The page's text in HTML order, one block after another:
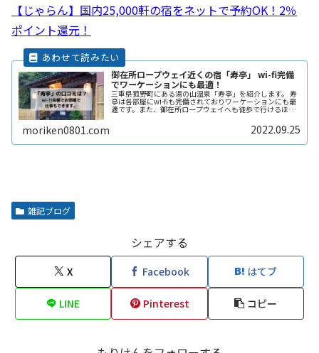
【じゃらん】国内25,000軒の宿をネットで予約OK！2％
ポイント還元！
御在所ロープウェイ近くの宿「寿亭」 wi-fi完備
でワーケーションにも最適！
三重県菰野町にある湯の山温泉「寿亭」を紹介します。 寿
亭は各部屋にwi-fiも完備されておりワーケーションにも最
適です。また、御在所ロープウェイへも徒歩で行けるほど
立させていあなたにピッタリの宿が「寿亭」です。
moriken0801.com 2022.09.25
雑記ブログ
シェアする
X Facebook はてブ
LINE Pinterest コピー